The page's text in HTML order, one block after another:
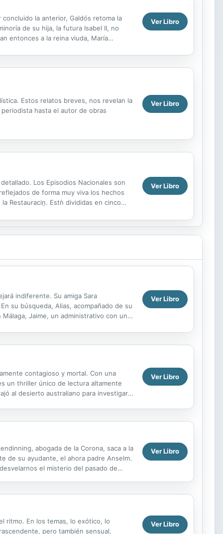
la anterior, Galdós retoma la
de su hija, la futura Isabel II, no
entonces a la reina viuda, María
Ver Libro
Estos relatos breves, nos revelan la
hasta el autor de obras
Ver Libro
Los Episodios Nacionales son
de forma muy viva los hechos
Restauracin̤. Estǹ divididas en cinco
Ver Libro
indiferente. Su amiga Sara
su búsqueda, Alias, acompañado de su
Jaime, un administrativo con una
Ver Libro
contagioso y mortal. Con una
un thriller único de lectura altamente
al desierto australiano para investigar
Ver Libro
abogada de la Corona, saca a la
de su ayudante, el ahora padre Anselm.
el misterio del pasado de
Ver Libro
ritmo. En los temas, lo exótico, lo
pero también sensual,
Ver Libro